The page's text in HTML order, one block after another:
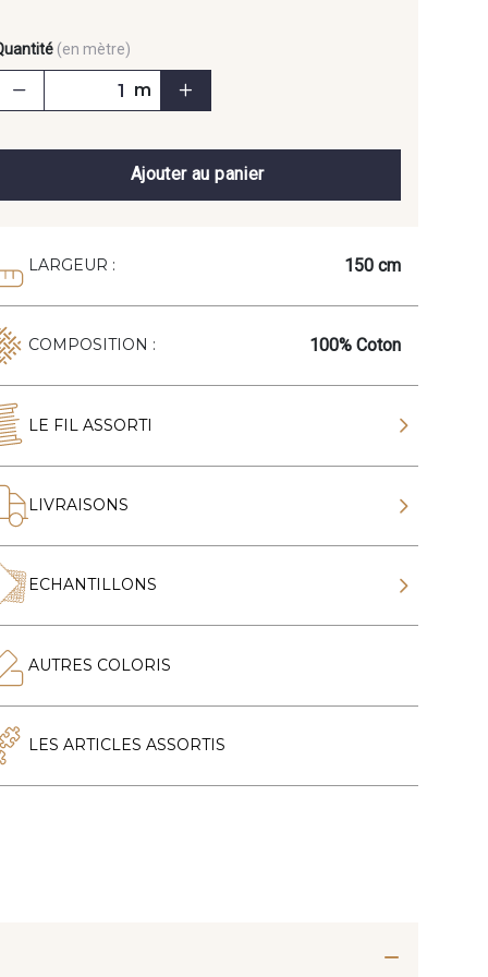
(en mètre)
m
Ajouter au panier
LARGEUR : 150 cm
COMPOSITION : 100% Coton
LE FIL ASSORTI
LIVRAISONS
ECHANTILLONS
AUTRES COLORIS
LES ARTICLES ASSORTIS